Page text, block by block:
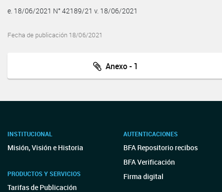
e. 18/06/2021 N° 42189/21 v. 18/06/2021
Fecha de publicación 18/06/2021
Anexo - 1
INSTITUCIONAL
Misión, Visión e Historia
PRODUCTOS Y SERVICIOS
Tarifas de Publicación
AUTENTICACIONES
BFA Repositorio recibos
BFA Verificación
Firma digital